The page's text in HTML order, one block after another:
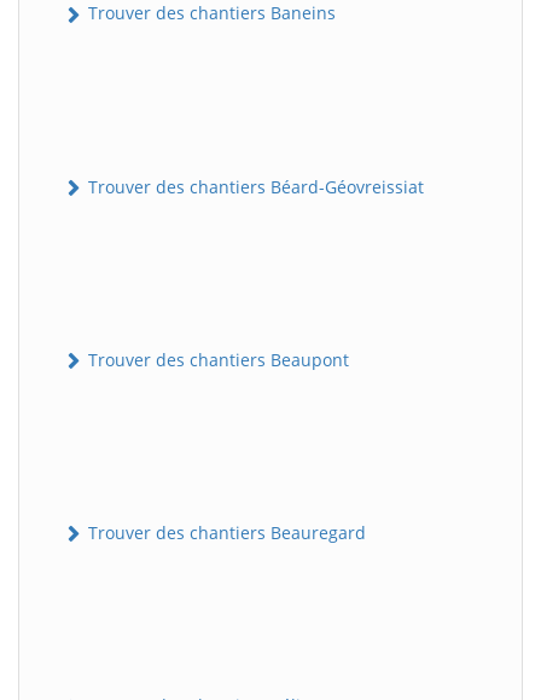
Trouver des chantiers Baneins
Trouver des chantiers Béard-Géovreissiat
Trouver des chantiers Beaupont
Trouver des chantiers Beauregard